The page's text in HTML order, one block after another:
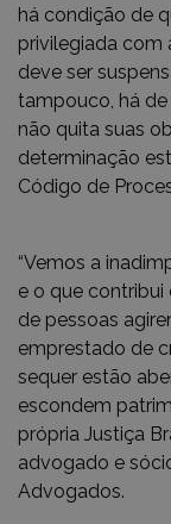
há condição de
privilegiada com
deve ser
tampouco, há
não quita suas
determinação
Código de
“Vemos a
e o que
de pessoas
emprestado de
sequer estão
escondem
própria Justiça
advogado e
Advogados.